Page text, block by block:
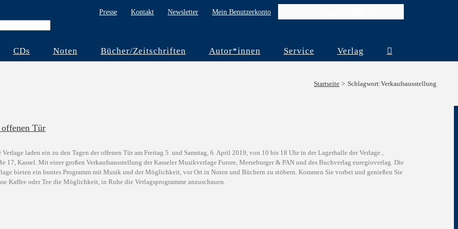
Presse Kontakt Newsletter Mein Benutzerkonto
CDs Noten Bücher/Zeitschriften Autor*innen Service Verlag
Startseite Schlagwort:Verkaufsausstellung
offenen Tür
Verlage laden ein zu den Tagen der offenen Tür am Freitag 5. und Samstag, 6. April 2019, von 10 bis 18 Uhr in der Lagerhalle der Verlage ,
17, Kassel. Mit einer großen Verkaufsausstellung der Kasseler Musikverlage Furore, Merseburger & PAN und des Buchverlag euregioverlag. Die
bieten ein buntes Programm mit Musik und der Möglichkeit, vor Ort in Noten und Büchern zu stöbern. Kommen Sie vorbei und genießen Sie
Kaffee oder Tee die Möglichkeit, in Ruhe die Verlagsprogramme anzuschauen.